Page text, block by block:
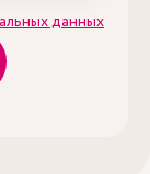
данных